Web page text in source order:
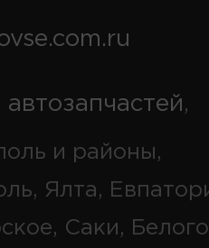
,
и районы,
Ялта,
Саки,